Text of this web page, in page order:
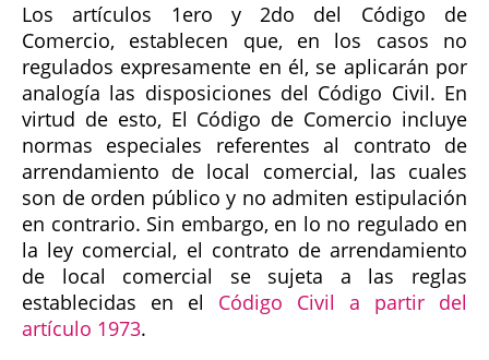
Los artículos 1ero y 2do del Código de
Comercio, establecen que, en los casos no
regulados expresamente en él, se aplicarán por
analogía las disposiciones del Código Civil. En
virtud de esto, El Código de Comercio incluye
normas especiales referentes al contrato de
arrendamiento de local comercial, las cuales
son de orden público y no admiten estipulación
en contrario. Sin embargo, en lo no regulado en
la ley comercial, el contrato de arrendamiento
de local comercial se sujeta a las reglas
establecidas en el Código Civil a partir del
artículo 1973.